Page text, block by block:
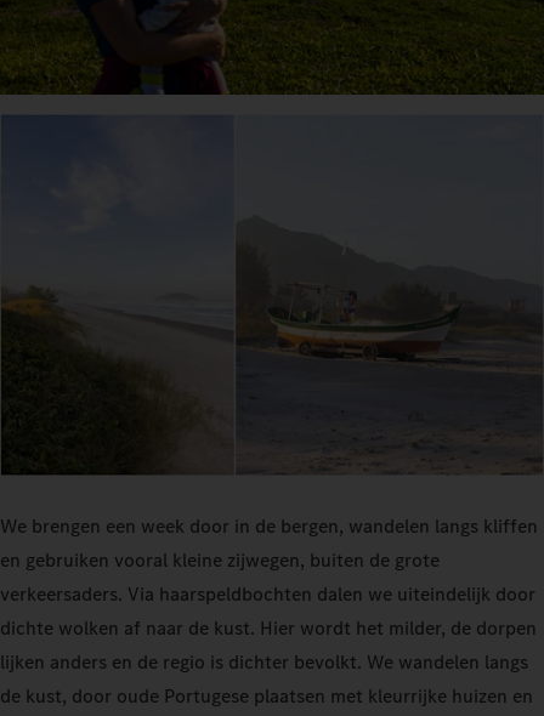
We brengen een week door in de bergen, wandelen langs kliffen
en gebruiken vooral kleine zijwegen, buiten de grote
verkeersaders. Via haarspeldbochten dalen we uiteindelijk door
dichte wolken af naar de kust. Hier wordt het milder, de dorpen
lijken anders en de regio is dichter bevolkt. We wandelen langs
de kust, door oude Portugese plaatsen met kleurrijke huizen en